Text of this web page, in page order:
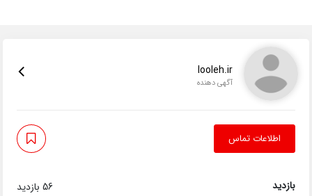
looleh.ir
آگهی دهنده
اطلاعات تماس
بازدید 56 بازدید